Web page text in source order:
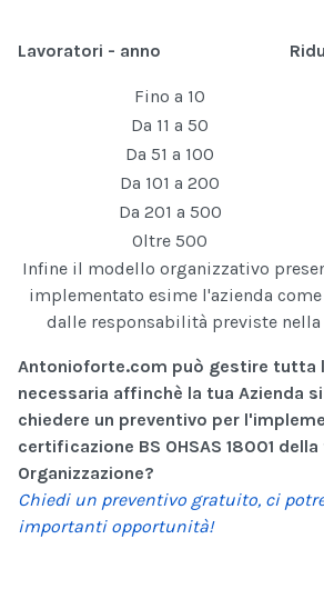
Lavoratori - anno
Fino a 10
Da 11 a 50
Da 51 a 100
Da 101 a 200
Da 201 a 500
Oltre 500
Infine il modello organizzativo
implementato esime l'azienda
dalle responsabilità previste nella
Antonioforte.com può gestire tutta
necessaria affinchè la tua Azienda
chiedere un preventivo per
certificazione BS OHSAS 18001 della
Organizzazione?
Chiedi un preventivo gratuito, ci
importanti opportunità!